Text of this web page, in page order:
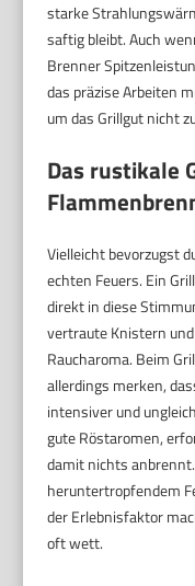
starke
saftig bleibt. Auch
Brenner
das präzise Arbeiten
um das Grillgut nicht
Das rustikale
Vielleicht bevorzugst
echten Feuers. Ein
direkt in diese
vertraute Knistern
Raucharoma. Beim
allerdings merken,
intensiver und
gute Röstaromen,
damit nichts
heruntertropfendem
der Erlebnisfaktor
oft wett.